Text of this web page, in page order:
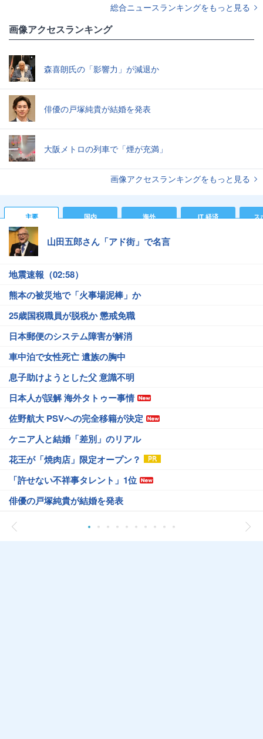
総合ニュースランキングをもっと見る
画像アクセスランキング
森喜朗氏の「影響力」が減退か
俳優の戸塚純貴が結婚を発表
大阪メトロの列車で「煙が充満」
画像アクセスランキングをもっと見る
主要 国内 海外 IT 経済 ス
山田五郎さん「アド街」で名言
地震速報（02:58）
熊本の被災地で「火事場泥棒」か
25歳国税職員が脱税か 懲戒免職
日本郵便のシステム障害が解消
車中泊で女性死亡 遺族の胸中
息子助けようとした父 意識不明
日本人が誤解 海外タトゥー事情
佐野航大 PSVへの完全移籍が決定
ケニア人と結婚「差別」のリアル
花王が「焼肉店」限定オープン？
「許せない不祥事タレント」1位
俳優の戸塚純貴が結婚を発表